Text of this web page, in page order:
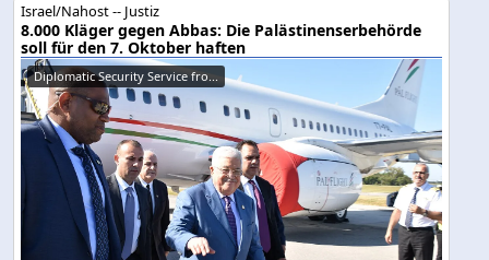
Israel/Nahost -- Justiz
8.000 Kläger gegen Abbas: Die Palästinenserbehörde
soll für den 7. Oktober haften
Diplomatic Security Service fro...